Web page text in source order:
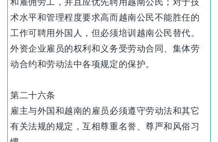
术水平和管理程度要求高而越南公民不能胜任的
工作可聘用外国人，但必须培训越南公民替代。
外资企业雇员的权利和义务受劳动合同、集体劳
动合约和劳动法中各项规定的保护。
第二十六条
雇主与外国和越南的雇员必须遵守劳动法和其它
有关法规的规定，互相尊重名誉、尊严和风俗习